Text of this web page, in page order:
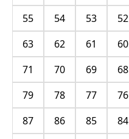
52
53
54
55
60
61
62
63
68
69
70
71
76
77
78
79
84
85
86
87